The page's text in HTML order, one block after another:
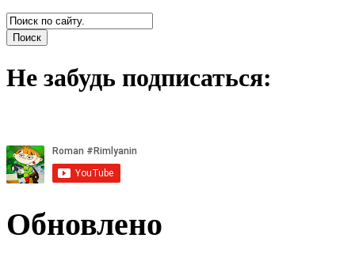
Не забудь подписаться:
Обновлено